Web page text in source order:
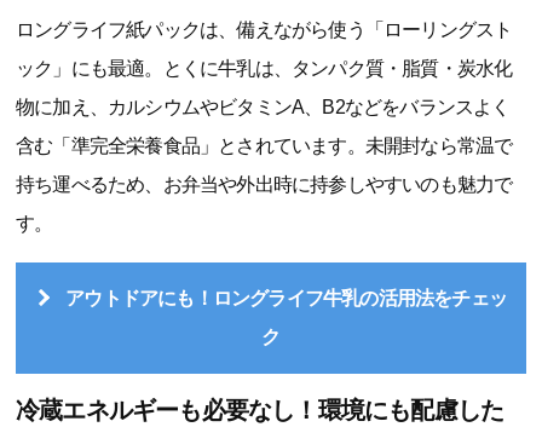
ロングライフ紙パックは、備えながら使う「ローリングスト
ック」にも最適。とくに牛乳は、タンパク質・脂質・炭水化
物に加え、カルシウムやビタミンA、B2などをバランスよく
含む「準完全栄養食品」とされています。未開封なら常温で
持ち運べるため、お弁当や外出時に持参しやすいのも魅力で
す。
アウトドアにも！ロングライフ牛乳の活用法をチェッ
ク
冷蔵エネルギーも必要なし！環境にも配慮した